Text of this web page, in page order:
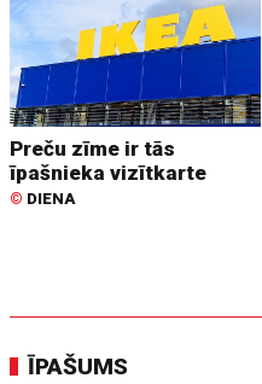
Preču zīme ir tās
īpašnieka vizītkarte
© DIENA
ĪPAŠUMS